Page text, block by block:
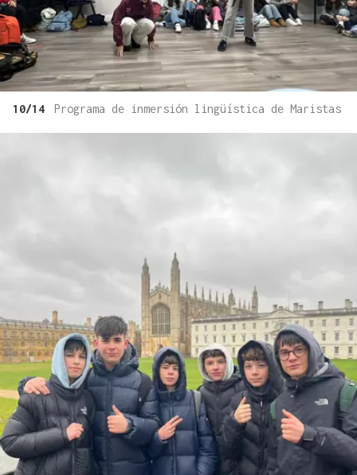
10/14 Programa de inmersión lingüística de Maristas